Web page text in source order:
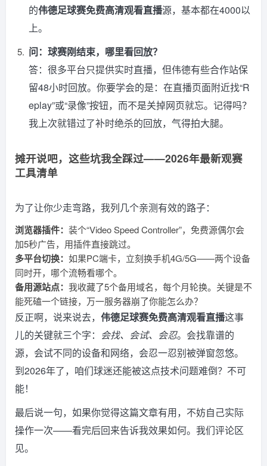
的伟德足球赛免费高清观看直播源，基本都在4000以
上。
问：球赛刚结束，哪里看回放？
答：很多平台只提供实时直播，但伟德有些合作站保
留48小时回放。你要学会的是：在直播页面附近找“R
eplay”或“录像”按钮，而不是关掉网页就忘。记得吗？
我上次就错过了补时绝杀的回放，气得拍大腿。
摊开说吧，这些坑我全踩过——2026年最新观赛
工具清单
为了让你少走弯路，我列几个亲测有效的路子：
浏览器插件： 装个“Video Speed Controller”，免费源偶尔会
加5秒广告，用插件直接跳过。
多平台切换： 如果PC端卡，立刻换手机4G/5G——两个设备
同时开，哪个流畅看哪个。
备用源站点： 我收藏了5个备用域名，每个月轮换。关键是不
能死磕一个链接，万一服务器崩了你能怎么办？
反正啊，说来说去， 伟德足球赛免费高清观看直播这事
儿的关键就三个字： 会找、会试、会忍。会找靠谱的
源，会试不同的设备和网络，会忍一忍别被弹窗忽悠。
到2026年了，咱们球迷还能被这点技术问题难倒？不可
能！
最后说一句，如果你觉得这篇文章有用，不妨自己实际
操作一次——看完后回来告诉我效果如何。我们评论区
见。